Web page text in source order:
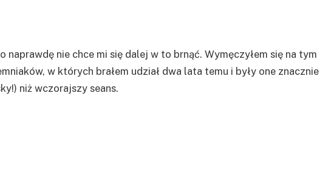
naprawdę nie chce mi się dalej w to brnąć. Wymęczyłem się na tym
w których brałem udział dwa lata temu i były one znacznie
niż wczorajszy seans.